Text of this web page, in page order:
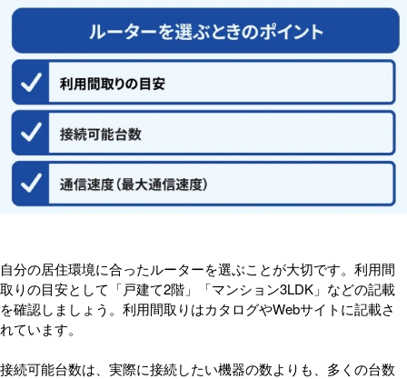
自分の居住環境に合ったルーターを選ぶことが大切です。利用間
取りの目安として「戸建て2階」「マンション3LDK」などの記載
を確認しましょう。利用間取りはカタログやWebサイトに記載さ
れています。
接続可能台数は、実際に接続したい機器の数よりも、多くの台数